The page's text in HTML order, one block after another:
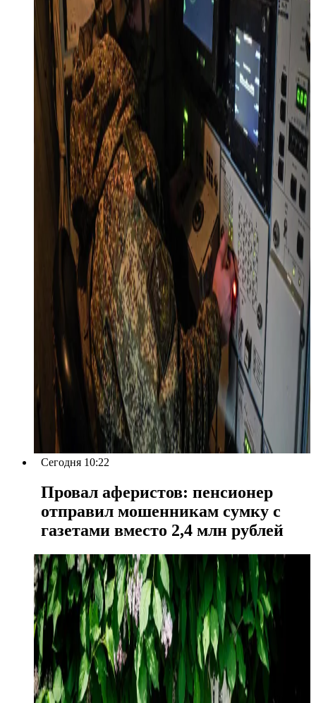
Сегодня 10:22
Провал аферистов: пенсионер
отправил мошенникам сумку с
газетами вместо 2,4 млн рублей